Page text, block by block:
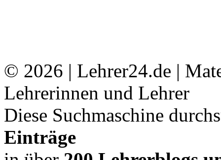
© 2026 | Lehrer24.de |
Lehrerinnen und Lehrer
Diese Suchmaschine
Einträge